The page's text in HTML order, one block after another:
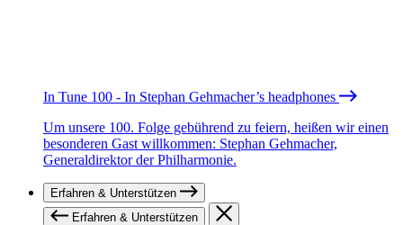
In Tune 100 - In Stephan Gehmacher’s headphones
Um unsere 100. Folge gebührend zu feiern, heißen wir einen
besonderen Gast willkommen: Stephan Gehmacher,
Generaldirektor der Philharmonie.
Erfahren & Unterstützen
Erfahren & Unterstützen